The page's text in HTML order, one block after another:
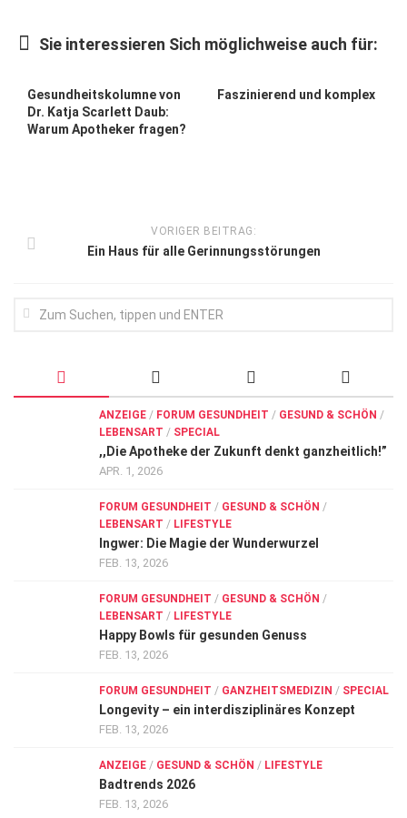
Forum Gesundheit
Allgemein
Sie interessieren Sich möglichweise auch für:
Gesundheitskolumne von
Dr. Katja Scarlett Daub:
Warum Apotheker fragen?
Faszinierend und komplex
VORIGER BEITRAG:
Ein Haus für alle Gerinnungs­störungen
ANZEIGE / FORUM GESUNDHEIT / GESUND & SCHÖN /
LEBENSART / SPECIAL
,,Die Apotheke der Zukunft denkt ganzheitlich!”
APR. 1, 2026
FORUM GESUNDHEIT / GESUND & SCHÖN /
LEBENSART / LIFESTYLE
Ingwer: Die Magie der Wunderwurzel
FEB. 13, 2026
FORUM GESUNDHEIT / GESUND & SCHÖN /
LEBENSART / LIFESTYLE
Happy Bowls für gesunden Genuss
FEB. 13, 2026
FORUM GESUNDHEIT / GANZHEITSMEDIZIN / SPECIAL
Longevity – ein interdisziplinäres Konzept
FEB. 13, 2026
ANZEIGE / GESUND & SCHÖN / LIFESTYLE
Badtrends 2026
FEB. 13, 2026